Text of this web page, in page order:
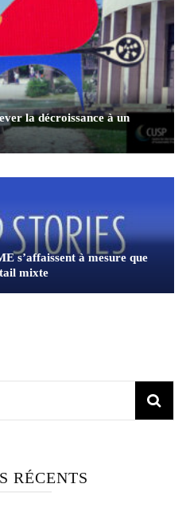
la décroissance à un
s’affaissent à mesure que
mixte
RÉCENTS